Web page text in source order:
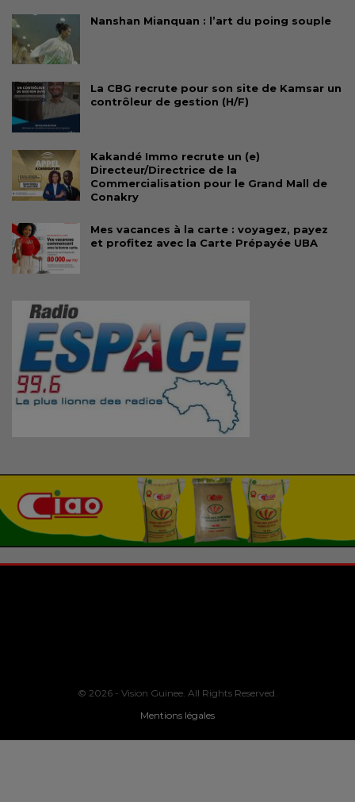
Nanshan Mianquan : l’art du poing souple
La CBG recrute pour son site de Kamsar un
contrôleur de gestion (H/F)
Kakandé Immo recrute un (e)
Directeur/Directrice de la
Commercialisation pour le Grand Mall de
Conakry
Mes vacances à la carte : voyagez, payez
et profitez avec la Carte Prépayée UBA
© 2026 - Vision Guinee. All Rights Reserved.
Mentions légales